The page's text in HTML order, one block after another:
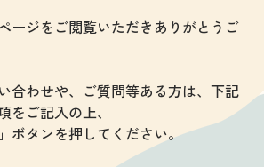
ージをご閲覧いただきありがとうご
合わせや、ご質問等ある方は、下記
をご記入の上、
ボタンを押してください。